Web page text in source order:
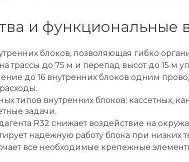
и функциональные
блоков, позволяющая гибко
трассы до 75 м и перепад высот до 15 м
до 16 внутренних блоков одним
типов внутренних блоков: кассетных,
задачи.
R32 снижает воздействие на
надёжную работу блока при низких
все необходимые крепежные